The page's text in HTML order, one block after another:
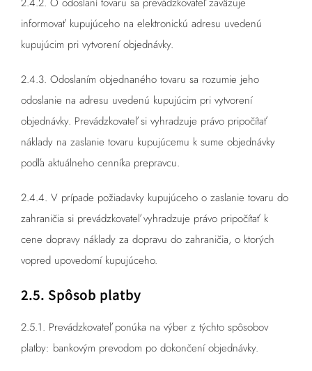
informovať kupujúceho na elektronickú adresu uvedenú
kupujúcim pri vytvorení objednávky.
2.4.3. Odoslaním objednaného tovaru sa rozumie jeho
odoslanie na adresu uvedenú kupujúcim pri vytvorení
objednávky. Prevádzkovateľ si vyhradzuje právo pripočítať
náklady na zaslanie tovaru kupujúcemu k sume objednávky
podľa aktuálneho cenníka prepravcu.
2.4.4. V prípade požiadavky kupujúceho o zaslanie tovaru do
zahraničia si prevádzkovateľ vyhradzuje právo pripočítať k
cene dopravy náklady za dopravu do zahraničia, o ktorých
vopred upovedomí kupujúceho.
2.5. Spôsob platby
2.5.1. Prevádzkovateľ ponúka na výber z týchto spôsobov
platby: bankovým prevodom po dokončení objednávky.